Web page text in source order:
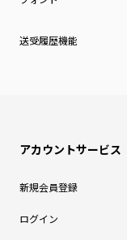
送受履歴機能
アカウントサービス
新規会員登録
ログイン